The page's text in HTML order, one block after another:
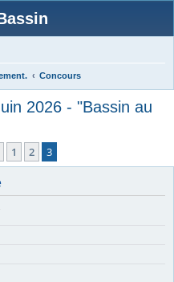
Concours
2026 - "Bassin au
Précédente
1 2 3